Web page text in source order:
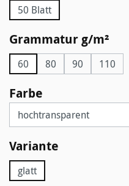
50 Blatt
Grammatur g/m²
60 80 90 110
Farbe
Variante
glatt